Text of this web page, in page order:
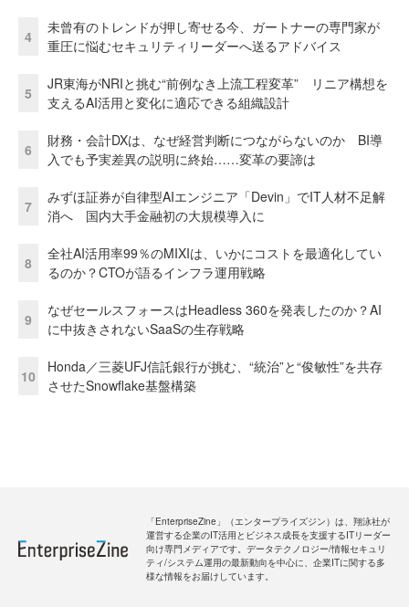
4
未曾有のトレンドが押し寄せる今、ガートナーの専門家が
重圧に悩むセキュリティリーダーへ送るアドバイス
5
JR東海がNRIと挑む“前例なき上流工程変革” リニア構想を
支えるAI活用と変化に適応できる組織設計
6
財務・会計DXは、なぜ経営判断につながらないのか BI導
入でも予実差異の説明に終始……変革の要諦は
7
みずほ証券が自律型AIエンジニア「Devin」でIT人材不足解
消へ 国内大手金融初の大規模導入に
8
全社AI活用率99％のMIXIは、いかにコストを最適化してい
るのか？CTOが語るインフラ運用戦略
9
なぜセールスフォースはHeadless 360を発表したのか？AI
に中抜きされないSaaSの生存戦略
10
Honda／三菱UFJ信託銀行が挑む、“統治”と“俊敏性”を共存
させたSnowflake基盤構築
「EnterpriseZine」（エンタープライズジン）は、翔泳社が
運営する企業のIT活用とビジネス成長を支援するITリーダー
向け専門メディアです。データテクノロジー/情報セキュリ
ティ/システム運用の最新動向を中心に、企業ITに関する多
様な情報をお届けしています。